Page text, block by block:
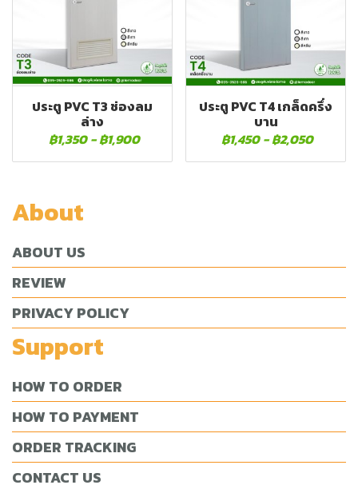
ประตู PVC T3 ช่องลม
ล่าง
฿1,350 -฿1,900
ประตู PVC T4 เกล็ดครึ่ง
บาน
฿1,450 -฿2,050
About
ABOUT US
REVIEW
PRIVACY POLICY
Support
HOW TO ORDER
HOW TO PAYMENT
ORDER TRACKING
CONTACT US